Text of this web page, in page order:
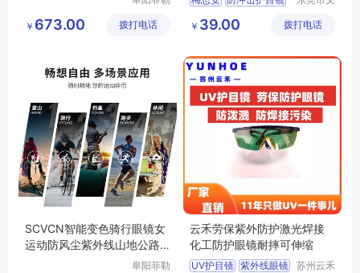
公司
￥ 673.00 拨打电话
威护眼镜
络科技有
￥ 39.00 拨打电话
SCVCN智能变色骑行眼镜女
运动防风尘紫外线山地公路
阜阳菲勒
云禾劳保紫外防护激光焊接
化工防护眼镜耐摔可伸缩
UV护目镜 紫外线眼镜
苏州云禾